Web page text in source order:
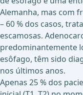
Alemanha, mas com
– 60 % dos casos,
escamosas.
predominantemente
esôfago, têm sido
nos últimos anos.
Apenas 25 % dos